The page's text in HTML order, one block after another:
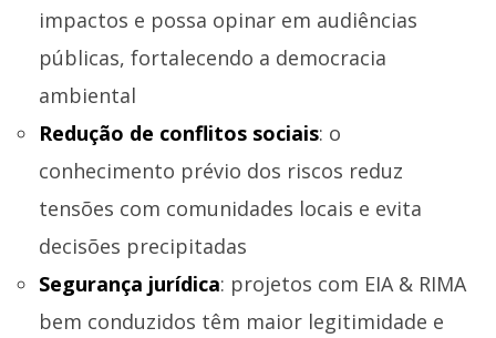
impactos e possa opinar em audiências
públicas, fortalecendo a democracia
ambiental
Redução de conflitos sociais: o
conhecimento prévio dos riscos reduz
tensões com comunidades locais e evita
decisões precipitadas
Segurança jurídica: projetos com EIA & RIMA
bem conduzidos têm maior legitimidade e